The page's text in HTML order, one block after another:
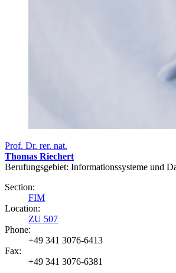
Prof. Dr. rer. nat.
Thomas Riechert
Berufungsgebiet: Informationssysteme und
Section:
FIM
Location:
ZU 507
Phone:
+49 341 3076-6413
Fax:
+49 341 3076-6381